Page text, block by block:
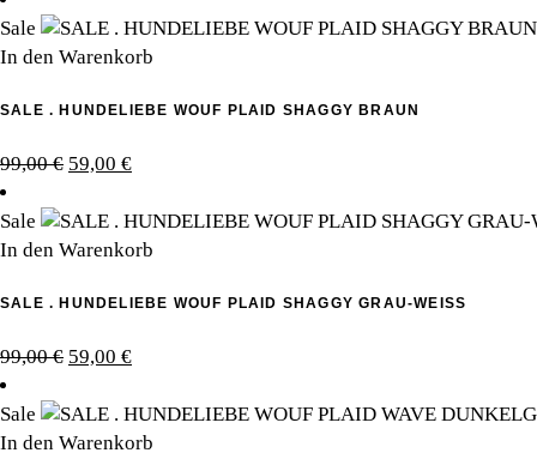
war:
129,00 €
ist:
69,00 €.
Sale
In den Warenkorb
SALE . HUNDELIEBE WOUF PLAID SHAGGY BRAUN
99,00€ Ursprünglicher
war:
99,00 €
59,00 €Aktueller
ist:
59,00 €.
Sale
In den Warenkorb
SALE . HUNDELIEBE WOUF PLAID SHAGGY GRAU-WEISS
99,00€ Ursprünglicher
war:
99,00 €
59,00 €Aktueller
ist:
59,00 €.
Sale
In den Warenkorb